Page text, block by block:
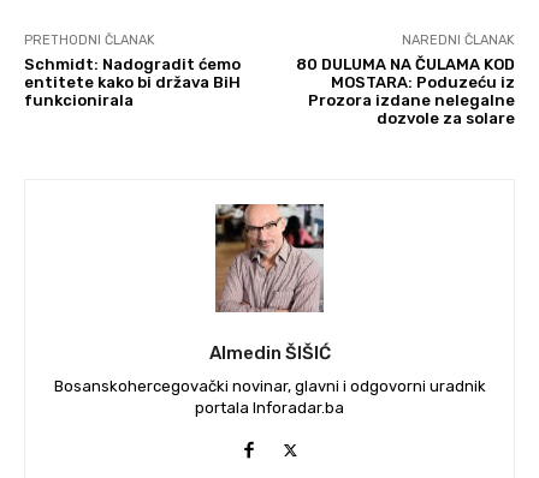
PRETHODNI ČLANAK
Schmidt: Nadogradit ćemo
entitete kako bi država BiH
funkcionirala
NAREDNI ČLANAK
80 DULUMA NA ČULAMA KOD
MOSTARA: Poduzeću iz
Prozora izdane nelegalne
dozvole za solare
Almedin ŠIŠIĆ
Bosanskohercegovački novinar, glavni i odgovorni uradnik
portala Inforadar.ba